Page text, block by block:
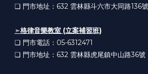
❏ 門市地址：632 雲林縣斗六市大同路136號
➣格律音樂教室 (立案補習班)
❏ 門市電話：05-6312471
❏ 門市地址：632 雲林縣虎尾鎮中山路36號